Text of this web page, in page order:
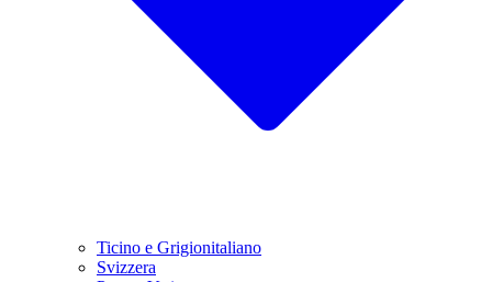
Ticino e Grigionitaliano
Svizzera